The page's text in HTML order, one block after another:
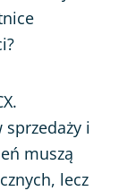
i
muszą
lecz